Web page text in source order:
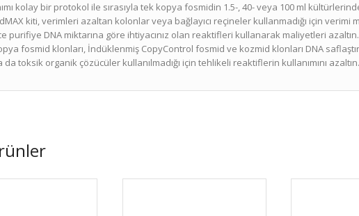
kolay bir protokol ile sırasıyla tek kopya fosmidin 1.5-, 40- veya 100 ml
kiti, verimleri azaltan kolonlar veya bağlayıcı reçineler kullanmadığı için verimi
purifiye DNA miktarına göre ihtiyacınız olan reaktifleri kullanarak maliyetleri azaltın.
fosmid klonları, İndüklenmiş CopyControl fosmid ve kozmid klonları DNA
da toksik organik çözücüler kullanılmadığı için tehlikeli reaktiflerin kullanımını azaltın.